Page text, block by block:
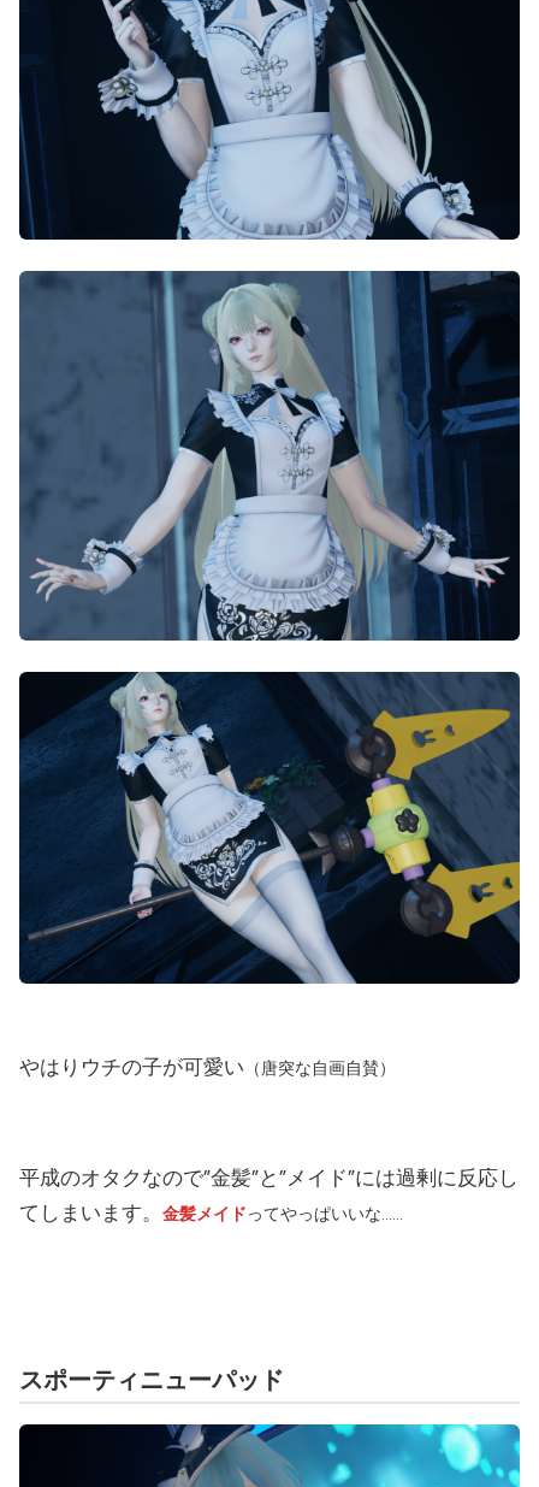
やはりウチの子が可愛い （唐突な自画自賛）
平成のオタクなので”金髪”と”メイド”には過剰に反応し
てしまいます。
金髪メイドってやっぱいいな……
スポーティニューパッド